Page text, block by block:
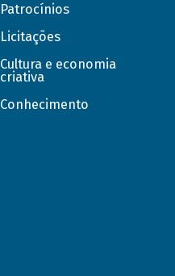
Patrocínios
Licitações
Cultura e economia
criativa
Conhecimento